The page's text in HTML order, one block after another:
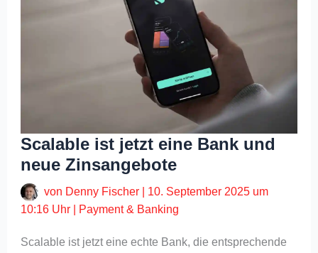
Scalable ist jetzt eine Bank und
neue Zinsangebote
von Denny Fischer
10. September 2025 um
10:16 Uhr
Payment & Banking
Scalable ist jetzt eine echte Bank, die entsprechende